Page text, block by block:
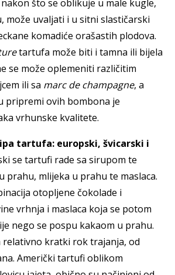
što se oblikuje u male kugle,
može uvaljati i u sitni slastičarski
komadiće orašastih plodova.
tartufa može biti i tamna ili bijela
se može oplemeniti različitim
ili sa marc de champagne, a
pripremi ovih bombona je
vrhunske kvalitete.
tartufa: europski, švicarski i
se tartufi rade sa sirupom te
prahu, mlijeka u prahu te maslaca.
otopljene čokolade i
vrhnja i maslaca koja se potom
nego se pospu kakaom u prahu.
relativno kratki rok trajanja, od
Američki tartufi oblikom